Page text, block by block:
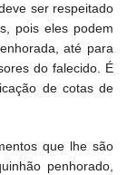
ser respeitado
pois eles podem
até para
do falecido. É
de cotas de
que lhe são
penhorado,